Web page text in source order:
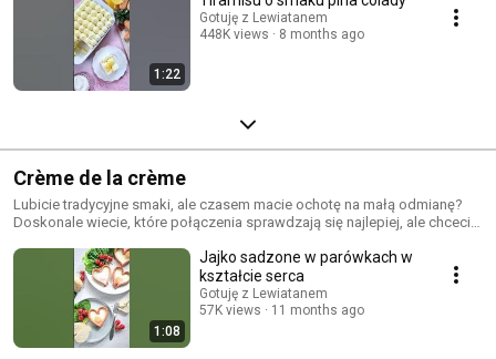
1:22
Gotuję z Lewiatanem
448K views
8 months ago
Crème de la crème
Lubicie tradycyjne smaki, ale czasem macie ochotę na małą odmianę?
Doskonale wiecie, które połączenia sprawdzają się najlepiej, ale chcecie
crème! 👌
1:08
Jajko sadzone w parówkach w
kształcie serca
Gotuję z Lewiatanem
57K views
11 months ago